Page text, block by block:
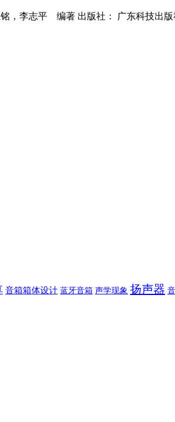
李志平 编著 出版社： 广东科技出版
音箱箱体设计 蓝牙音箱 声学现象 扬声器